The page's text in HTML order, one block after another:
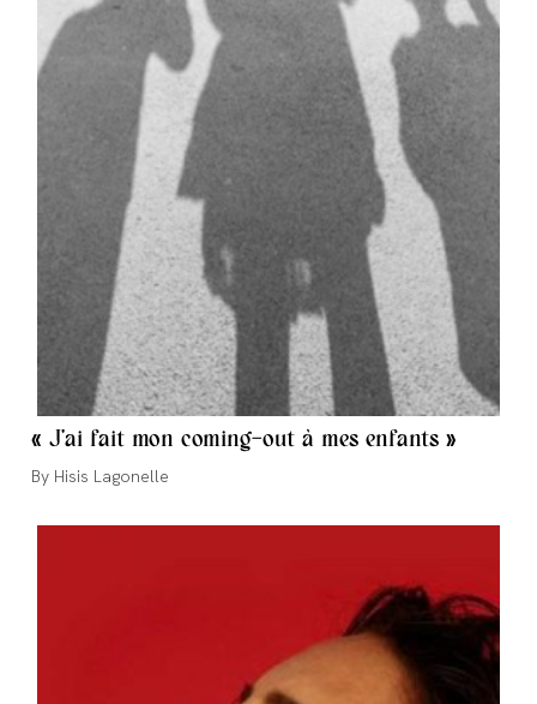
« J’ai fait mon coming-out à mes enfants »
Auteur/autrice
la
Hisis Lagonelle